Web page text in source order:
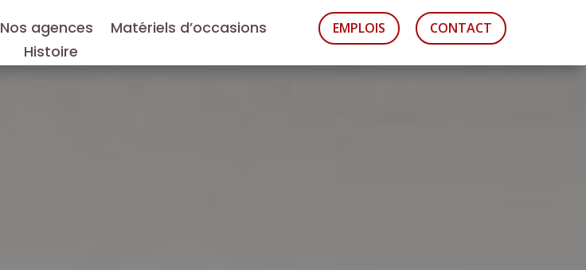
Nos agences
Matériels d’occasions
Histoire
EMPLOIS CONTACT